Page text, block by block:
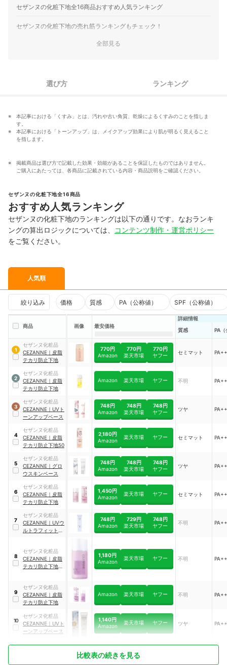
セザンヌの化粧下地全16商品おすすめ人気ランキング
セザンヌの化粧下地の売れ筋ランキングもチェック！
全部見る
選び方 ランキング
本記事における「くすみ」とは、汚れや古い角質、乾燥によるくすみのことを指しま
す。
本記事における「トーンアップ」は、メイクアップ効果により肌が明るく見えること
を指します。
掲載商品は選び方で記載した効果・効能があることを保証したものではありません。
ご購入にあたっては、各商品に記載されている内容・商品説明をご確認ください。
セザンヌの化粧下地全16商品
おすすめ人気ランキング
セザンヌの化粧下地のランキングは以下の通りです。なおランキ
ングの算出ロジックについては、
コンテンツ制作・運営ポリシー
をご覧ください。
人気順
絞り込み 価格 質感 PA（公称値） SPF（公称値）
商品 画像 最安価格
詳細情報
質感
PA（
1
セザンヌ化粧品
CEZANNE ｜ 皮脂
テカリ防止下地
770円
Amazon
770円
楽天市場
770円
ヤフー
セミマット
2
セザンヌ化粧品
CEZANNE ｜ 皮脂
テカリ防止下地
Amazon 楽天市場 ヤフー 不明 PA++
3
セザンヌ化粧品
CEZANNE ｜ UVト
ーンアップベース
748円
Amazon
748円
楽天市場
748円
ヤフー
ツヤ
4
セザンヌ化粧品
CEZANNE ｜ 皮脂
テカリ防止下地50
2,180円
Amazon
楽天市場 ヤフー セミマット
5
セザンヌ化粧品
CEZANNE ｜ グロ
ウスキンベース
748円
Amazon
748円
楽天市場
748円
ヤフー
ツヤ
6
セザンヌ化粧品
CEZANNE ｜ 皮脂
テカリ防止下地
1,450円
Amazon
楽天市場 ヤフー セミマット PA++
7
セザンヌ化粧品
CEZANNE ｜ UVウ
ルトラフィットベ
748円
Amazon
729円
楽天市場
748円
ヤフー
不明 PA++
8
セザンヌ化粧品
CEZANNE ｜ 皮脂
テカリ防止下地 ピ
1,180円
Amazon
楽天市場 ヤフー 不明 PA++
9
セザンヌ化粧品
CEZANNE ｜ 皮脂
テカリ防止下地
Amazon 楽天市場 ヤフー 不明 PA++
10
セザンヌ化粧品
CEZANNE ｜ UVト
ーンアップベース
1,140円
Amazon
楽天市場 ヤフー ツヤ
比較表の続きを見る